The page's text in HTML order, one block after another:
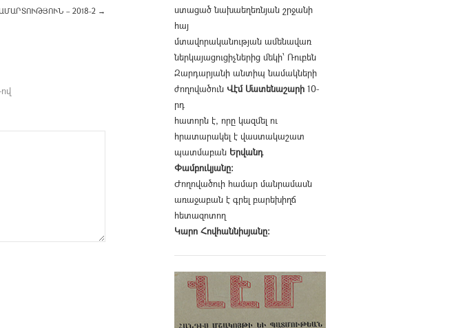
– 2018-2 →
ստացած նախաեղեռնյան շրջանի
հայ
մտավորականության ամենավառ
ներկայացուցիչներից մեկի՝ Ռուբեն
Զարդարյանի անտիպ նամակների
ժողովածուն Վէմ Մատենաշարի 10-
րդ
հատորն է, որը կազմել ու
հրատարակել է վաստակաշատ
պատմաբան Երվանդ
Փամբուկյանը։
Ժողովածուի համար մանրամասն
առաջաբան է գրել բարեխիղճ
հետազոտող
Կարո Հովհաննիսյանը։